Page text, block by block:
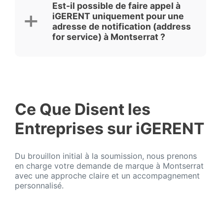
Est-il possible de faire appel à
iGERENT uniquement pour une
adresse de notification (address
for service) à Montserrat ?
Ce Que Disent les
Entreprises sur iGERENT
Du brouillon initial à la soumission, nous prenons
en charge votre demande de marque à Montserrat
avec une approche claire et un accompagnement
personnalisé.